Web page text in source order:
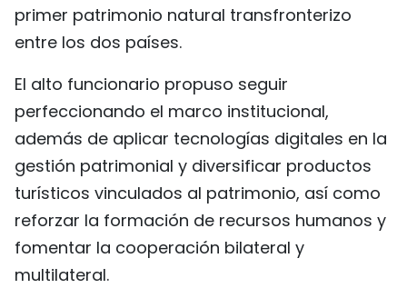
primer patrimonio natural transfronterizo
entre los dos países.
El alto funcionario propuso seguir
perfeccionando el marco institucional,
además de aplicar tecnologías digitales en la
gestión patrimonial y diversificar productos
turísticos vinculados al patrimonio, así como
reforzar la formación de recursos humanos y
fomentar la cooperación bilateral y
multilateral.